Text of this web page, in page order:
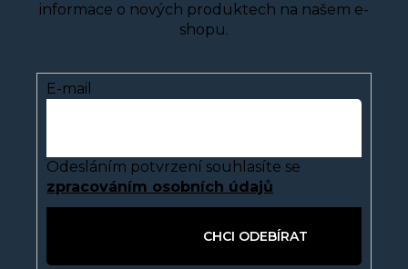
informace o nových produktech na našem e-
shopu.
E-mail
Odesláním potvrzení souhlasíte se
zpracováním osobních údajů